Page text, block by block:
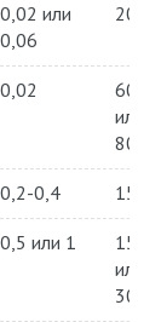
0,02 или
0,06
20
0,02
60
или
80
0,2-0,4 150
0,5 или 1
150
или
300